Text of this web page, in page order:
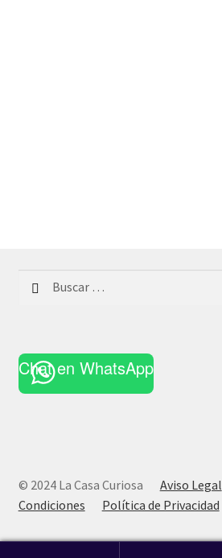
Chat en WhatsApp
© 2024 La Casa Curiosa Aviso Legal
Condiciones
Política de Privacidad